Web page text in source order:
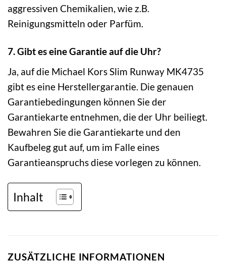
aggressiven Chemikalien, wie z.B.
Reinigungsmitteln oder Parfüm.
7. Gibt es eine Garantie auf die Uhr?
Ja, auf die Michael Kors Slim Runway MK4735
gibt es eine Herstellergarantie. Die genauen
Garantiebedingungen können Sie der
Garantiekarte entnehmen, die der Uhr beiliegt.
Bewahren Sie die Garantiekarte und den
Kaufbeleg gut auf, um im Falle eines
Garantieanspruchs diese vorlegen zu können.
Inhalt
ZUSÄTZLICHE INFORMATIONEN